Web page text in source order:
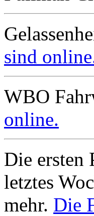
sind
WBO
online.
Die ersten
letztes
mehr. Die